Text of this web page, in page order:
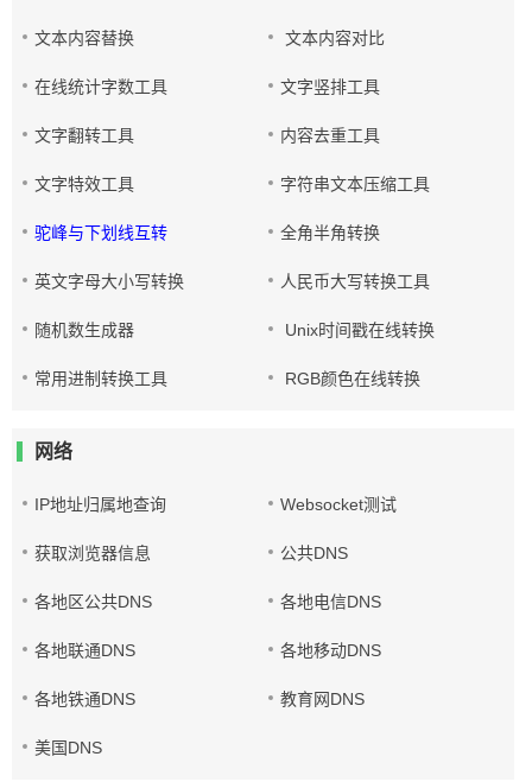
文本内容替换 文本内容对比
在线统计字数工具 文字竖排工具
文字翻转工具 内容去重工具
文字特效工具 字符串文本压缩工具
驼峰与下划线互转 全角半角转换
英文字母大小写转换 人民币大写转换工具
随机数生成器 Unix时间戳在线转换
常用进制转换工具 RGB颜色在线转换
网络
IP地址归属地查询 Websocket测试
获取浏览器信息 公共DNS
各地区公共DNS 各地电信DNS
各地联通DNS 各地移动DNS
各地铁通DNS 教育网DNS
美国DNS